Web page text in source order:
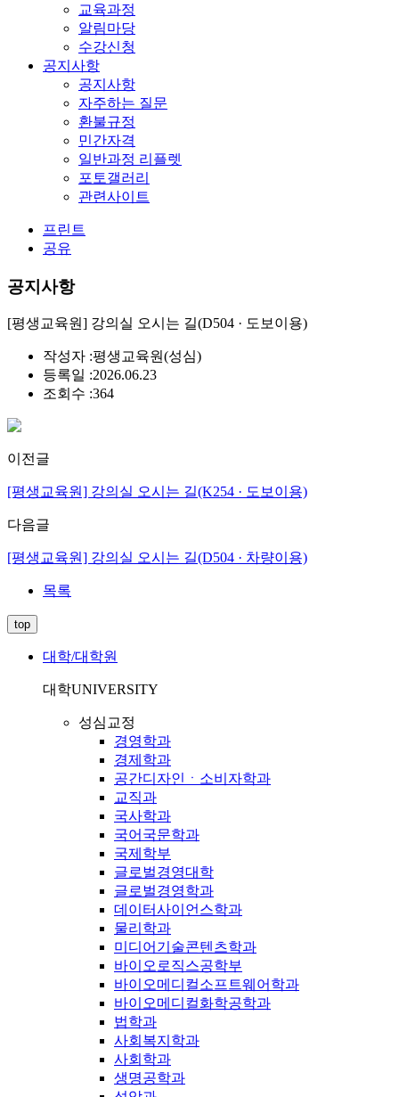
교육과정
알림마당
수강신청
공지사항
공지사항
자주하는 질문
환불규정
민간자격
일반과정 리플렛
포토갤러리
관련사이트
프린트
공유
공지사항
[평생교육원] 강의실 오시는 길(D504 · 도보이용)
작성자 :평생교육원(성심)
등록일 :2026.06.23
조회수 :364
이전글
[평생교육원] 강의실 오시는 길(K254 · 도보이용)
다음글
[평생교육원] 강의실 오시는 길(D504 · 차량이용)
목록
top
대학/대학원
대학UNIVERSITY
성심교정
경영학과
경제학과
공간디자인ㆍ소비자학과
교직과
국사학과
국어국문학과
국제학부
글로벌경영대학
글로벌경영학과
데이터사이언스학과
물리학과
미디어기술콘텐츠학과
바이오로직스공학부
바이오메디컬소프트웨어학과
바이오메디컬화학공학과
법학과
사회복지학과
사회학과
생명공학과